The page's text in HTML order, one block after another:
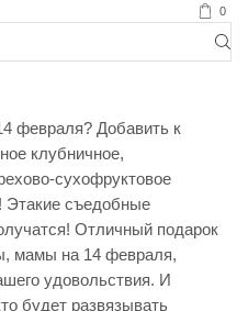
0
февраля? Добавить к
клубничное,
сухофруктовое
Этакие съедобные
Отличный подарок
мамы на 14 февраля,
удовольствия. И
будет развязывать